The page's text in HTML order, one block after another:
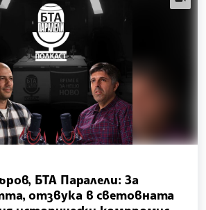
БТА Паралели: За
отзвука в световната